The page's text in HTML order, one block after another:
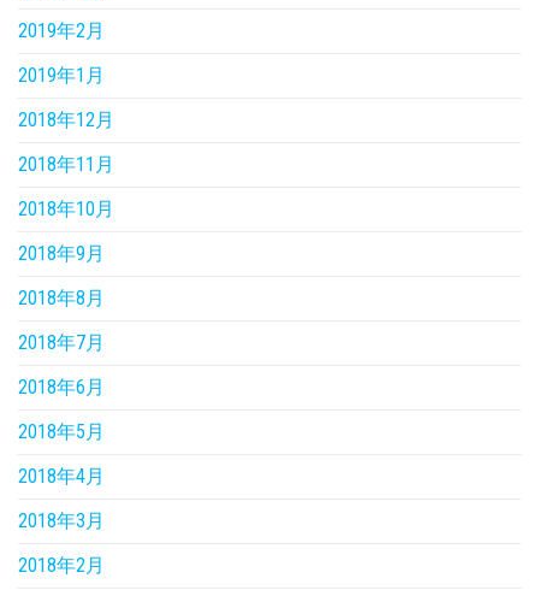
2019年2月
2019年1月
2018年12月
2018年11月
2018年10月
2018年9月
2018年8月
2018年7月
2018年6月
2018年5月
2018年4月
2018年3月
2018年2月